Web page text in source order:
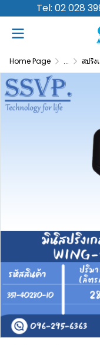
Tel: 02 028
Home Page ... สปริง